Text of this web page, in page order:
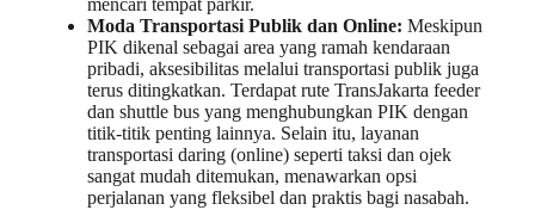
mencari tempat parkir.
Moda Transportasi Publik dan Online: Meskipun
PIK dikenal sebagai area yang ramah kendaraan
pribadi, aksesibilitas melalui transportasi publik juga
terus ditingkatkan. Terdapat rute TransJakarta feeder
dan shuttle bus yang menghubungkan PIK dengan
titik-titik penting lainnya. Selain itu, layanan
transportasi daring (online) seperti taksi dan ojek
sangat mudah ditemukan, menawarkan opsi
perjalanan yang fleksibel dan praktis bagi nasabah.